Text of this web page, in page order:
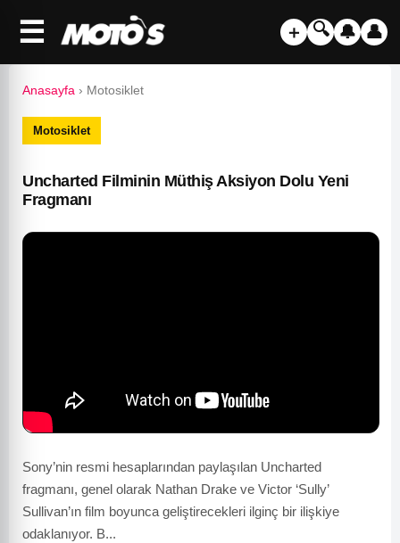
☰ ＋ 🔍 🔔 👤
Anasayfa › Motosiklet
Motosiklet
Uncharted Filminin Müthiş Aksiyon Dolu Yeni
Fragmanı
Sony’nin resmi hesaplarından paylaşılan Uncharted
fragmanı, genel olarak Nathan Drake ve Victor ‘Sully’
Sullivan’ın film boyunca geliştirecekleri ilginç bir ilişkiye
odaklanıyor. B...